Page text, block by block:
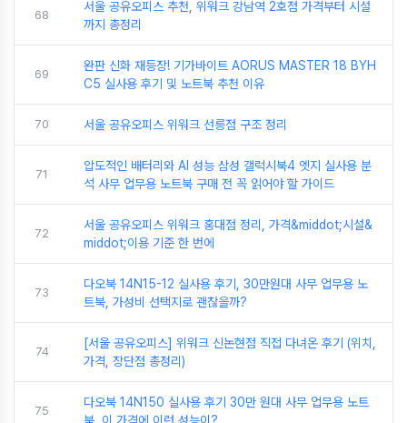
68
서울 공유오피스 추천, 위워크 강남역 2호점 가격부터 시설
까지 총정리
69
완판 신화 재등장! 기가바이트 AORUS MASTER 18 BYH
C5 실사용 후기 및 노트북 추천 이유
70 서울 공유오피스 위워크 선릉점 구조 정리
71
압도적인 배터리와 AI 성능 삼성 갤럭시북4 엣지 실사용 분
석 사무 업무용 노트북 구매 전 꼭 읽어야 할 가이드
72
서울 공유오피스 위워크 홍대점 정리, 가격&middot;시설&
middot;이용 기준 한 번에
73
다오북 14N15-12 실사용 후기, 30만원대 사무 업무용 노
트북, 가성비 선택지로 괜찮을까?
74
[서울 공유오피스] 위워크 신논현점 직접 다녀온 후기 (위치,
가격, 장단점 총정리)
75
다오북 14N150 실사용 후기 30만 원대 사무 업무용 노트